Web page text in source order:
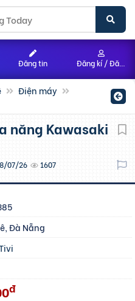
Điện máy
07/26 1607
Đà Nẵng
đ
Đăng tin